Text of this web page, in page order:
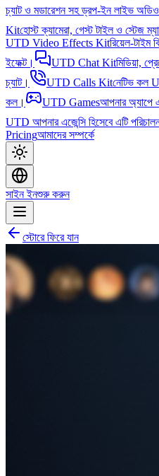
চ্যাট ও মডারেশন সহ ড্রপ-ইন লাইভ
Kitহোস্ট ক্যামেরা, গেস্ট টাইল ও স্টেজ
UTD Video Effects Kitরিয়েল-টাইম
ইফেক্ট।
UTD Chat Kitমিডিয়া,
চ্যাট।
UTD Calls Kitনেটিভ কল
কল।
UTD Gamesআপনার অ্যাপে
UTD আপনার এজেন্সি হিসেবে এটি
Pricingআমাদের সম্পর্কে
সাইন ইনশুরু করুন
স্টোরে ফিরে যান